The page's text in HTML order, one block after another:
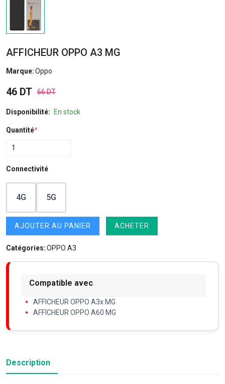
AFFICHEUR OPPO A3 MG
Marque:Oppo
46 DT 66 DT
Disponibilité: En stock
Quantité*
Connectivité
4G 5G
AJOUTER AU PANIER ACHETER
Catégories:OPPO A3
Compatible avec
AFFICHEUR OPPO A3x MG
AFFICHEUR OPPO A60 MG
Description